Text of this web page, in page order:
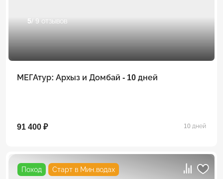
5/ 9 отзывов
МЕГАтур: Архыз и Домбай - 10 дней
91 400 ₽ 10 дней
Поход Старт в Мин.водах